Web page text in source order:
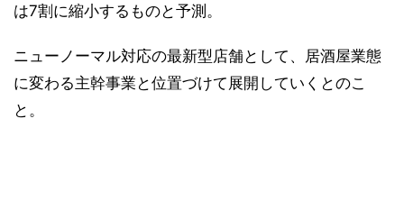
は7割に縮小するものと予測。
ニューノーマル対応の最新型店舗として、居酒屋業態
に変わる主幹事業と位置づけて展開していくとのこ
と。